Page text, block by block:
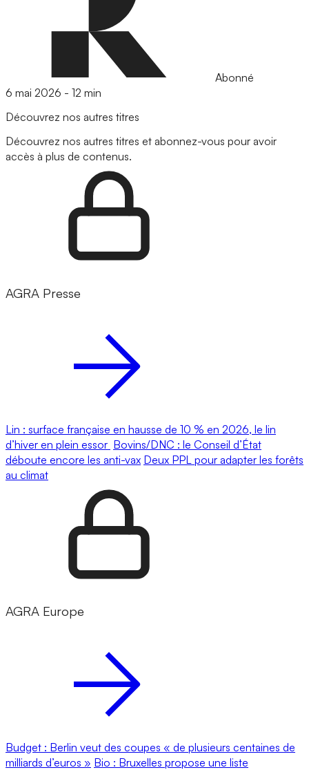
Abonné
6 mai 2026 - 12 min
Découvrez nos autres titres
Découvrez nos autres titres et abonnez-vous pour avoir
accès à plus de contenus.
AGRA Presse
Lin : surface française en hausse de 10 % en 2026, le lin
d’hiver en plein essor Bovins/DNC : le Conseil d’État
déboute encore les anti-vax Deux PPL pour adapter les forêts
au climat
AGRA Europe
Budget : Berlin veut des coupes « de plusieurs centaines de
milliards d’euros » Bio : Bruxelles propose une liste